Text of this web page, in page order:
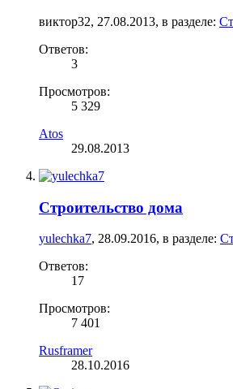
виктор32, 27.08.2013, в разделе:
Ответов:
3
Просмотров:
5 329
Atos
29.08.2013
Строительство дома
yulechka7, 28.09.2016, в разделе:
Ответов:
17
Просмотров:
7 401
Rusframer
28.10.2016